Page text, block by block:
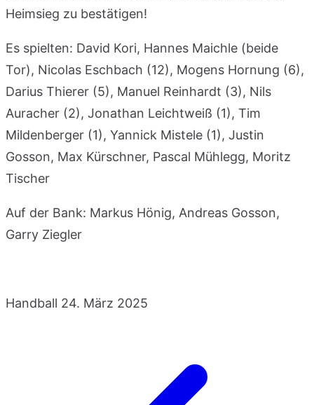
Heimsieg zu bestätigen!
Es spielten: David Kori, Hannes Maichle (beide
Tor), Nicolas Eschbach (12), Mogens Hornung (6),
Darius Thierer (5), Manuel Reinhardt (3), Nils
Auracher (2), Jonathan Leichtweiß (1), Tim
Mildenberger (1), Yannick Mistele (1), Justin
Gosson, Max Kürschner, Pascal Mühlegg, Moritz
Tischer
Auf der Bank: Markus Hönig, Andreas Gosson,
Garry Ziegler
Handball 24. März 2025